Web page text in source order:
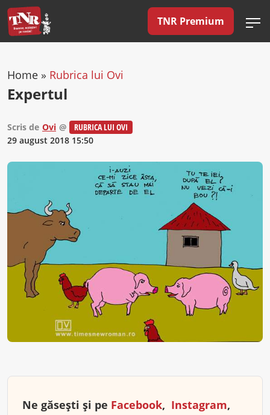
TNR Premium
Home » Rubrica lui Ovi
Expertul
Scris de Ovi @
RUBRICA LUI OVI
29 august 2018 15:50
Ne găsești și pe Facebook, Instagram,